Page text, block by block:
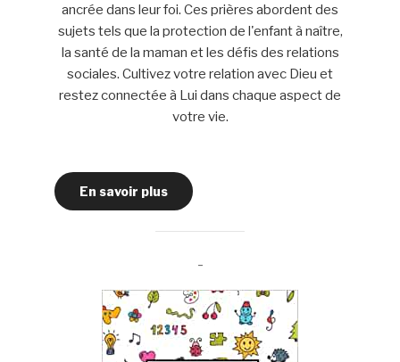
ancrée dans leur foi. Ces prières abordent des
sujets tels que la protection de l'enfant à naître,
la santé de la maman et les défis des relations
sociales. Cultivez votre relation avec Dieu et
restez connectée à Lui dans chaque aspect de
votre vie.
En savoir plus
-